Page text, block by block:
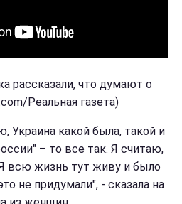
рассказали, что думают о
Реальная газета)
Украина какой была, такой и
– то все так. Я считаю,
всю жизнь тут живу и было
не придумали", - сказала на